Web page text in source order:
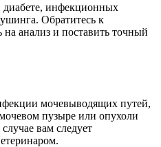
диабете, инфекционных
Обратитесь к
на анализ и поставить точный
мочевыводящих путей,
пузыре или опухоли
вам следует